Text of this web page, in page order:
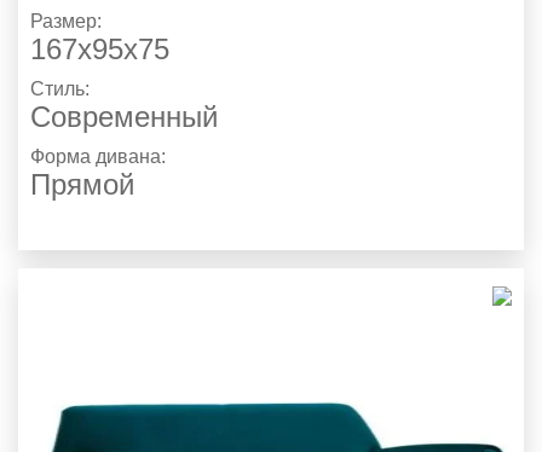
Размер:
167х95х75
Стиль:
Современный
Форма дивана:
Прямой